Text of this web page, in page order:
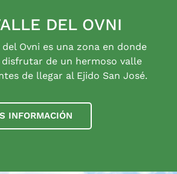
DEL OVNI
del Ovni es una zona en donde
disfrutar de un hermoso valle
de llegar al Ejido San José.
INFORMACIÓN